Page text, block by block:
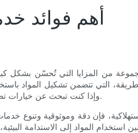
أهم فوائد
من المزايا التي تُحسّن بشكل
التي تتضمن تشكيل المواد
وإذا كنت تبحث عن خيارات تصنيع فعّالة، فإن فهم فوائد قولبة الضغط قد يكون مفتاحاً لرفع قدراتك الإنتاجية وتلبية متطلبات سوق تنافسية.
فإن دقة وموثوقية